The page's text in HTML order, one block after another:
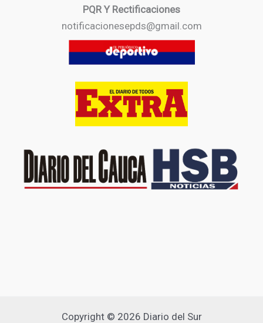
PQR Y Rectificaciones
notificacionesepds@gmail.com
Copyright © 2026 Diario del Sur